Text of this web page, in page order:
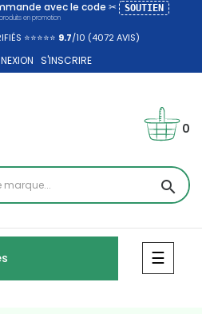
avec le code ✂ SOUTIEN
en promotion
⭐⭐⭐⭐⭐ 9.7/10 (4072AVIS)
S'INSCRIRE
search
0
☰